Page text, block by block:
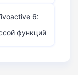
6:
функций